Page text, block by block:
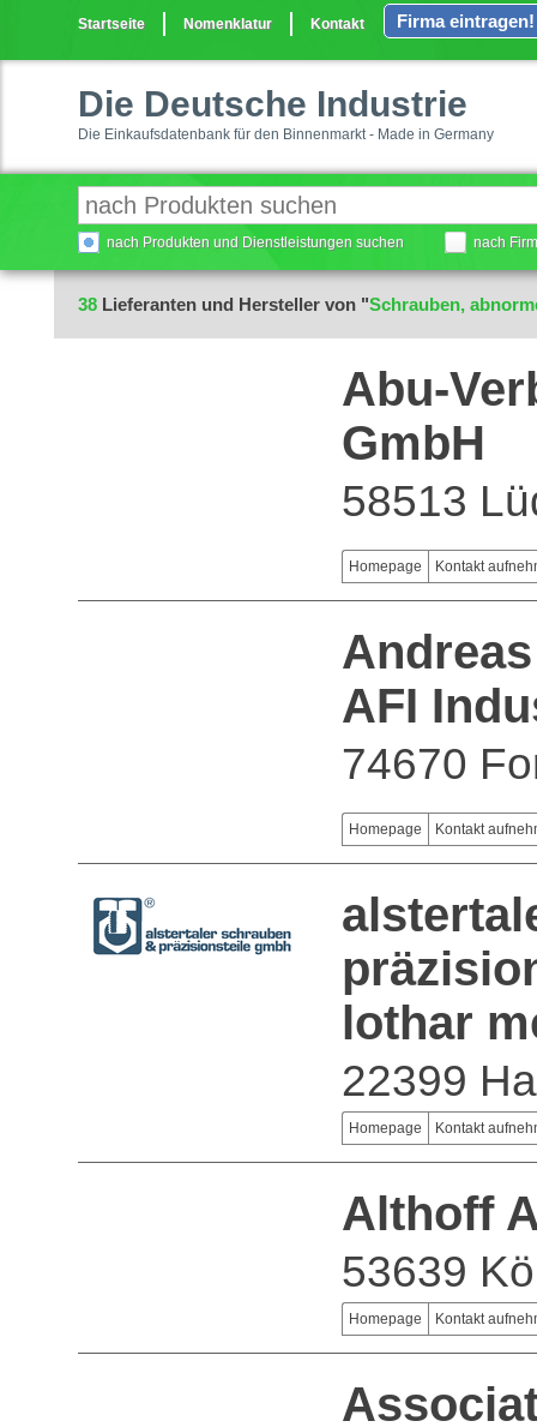
Startseite Nomenklatur Kontakt Firma eintragen!
Die Deutsche Industrie
Die Einkaufsdatenbank für den Binnenmarkt - Made in Germany
nach Produkten und Dienstleistungen suchen nach
38 Lieferanten und Hersteller von "Schrauben,
Abu-
GmbH
58513
Homepage Kontakt
AFI
74670
Homepage Kontakt
lothar
22399
Homepage Kontakt
Althoff
53639
Homepage Kontakt